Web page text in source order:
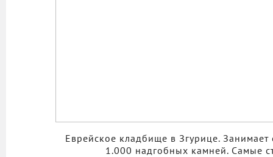
Еврейское кладбище в Згурице.
1.000 надгобных камней. Самые